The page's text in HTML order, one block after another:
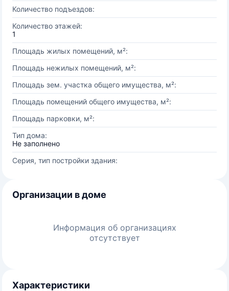
Количество подъездов:
Количество этажей:
1
Площадь жилых помещений, м²:
Площадь нежилых помещений, м²:
Площадь зем. участка общего имущества, м²:
Площадь помещений общего имущества, м²:
Площадь парковки, м²:
Тип дома:
Не заполнено
Серия, тип постройки здания:
Организации в доме
Информация об организациях
отсутствует
Характеристики